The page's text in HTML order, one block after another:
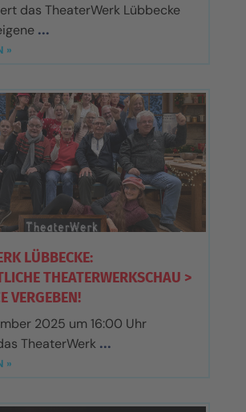
das TheaterWerk Lübbecke
»
LÜBBECKE:
THEATERWERKSCHAU >
VERGEBEN!
2025 um 16:00 Uhr
TheaterWerk
»